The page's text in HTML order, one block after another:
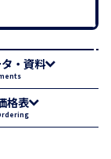
・資料
格表